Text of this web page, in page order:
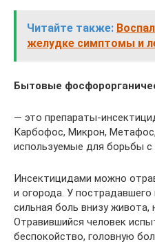
Читайте также:
желудке симптомы и
Бытовые
— это препараты-
Карбофос, Микрон,
используемые для борьбы
Инсектицидами можно
и огорода. У
сильная боль внизу
Отравившийся человек
беспокойство, головную